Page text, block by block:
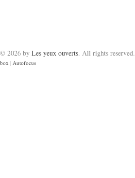
2026 by Les yeux ouverts. All rights reserved.
| Autofocus